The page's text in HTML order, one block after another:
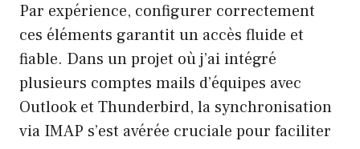
Par expérience, configurer correctement
ces éléments garantit un accès fluide et
fiable. Dans un projet où j’ai intégré
plusieurs comptes mails d’équipes avec
Outlook et Thunderbird, la synchronisation
via IMAP s’est avérée cruciale pour faciliter